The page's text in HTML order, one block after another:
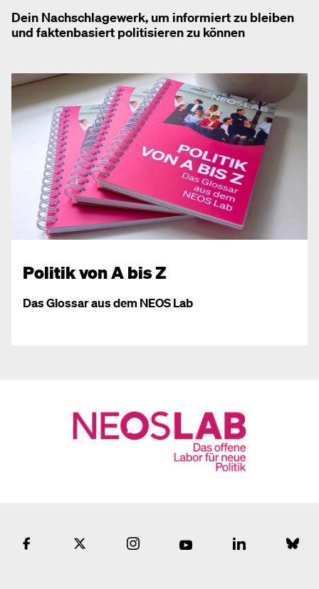
Dein Nachschlagewerk, um informiert zu bleiben
und faktenbasiert politisieren zu können
Politik von A bis Z
Das Glossar aus dem NEOS Lab